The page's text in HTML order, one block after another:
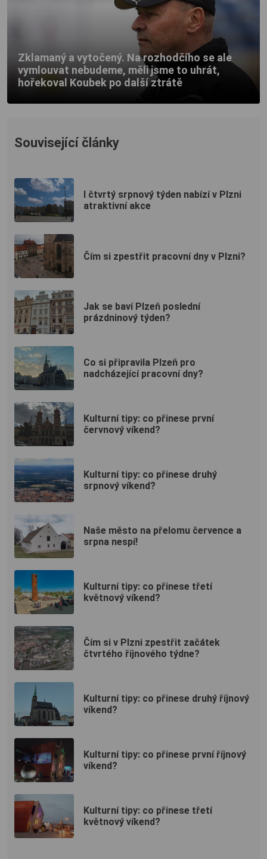
Zklamaný a vytočený. Na rozhodčího se ale
vymlouvat nebudeme, měli jsme to uhrát,
hořekoval Koubek po další ztrátě
Související články
I čtvrtý srpnový týden nabízí v Plzni
atraktivní akce
Čím si zpestřit pracovní dny v Plzni?
Jak se baví Plzeň poslední
prázdninový týden?
Co si připravila Plzeň pro
nadcházející pracovní dny?
Kulturní tipy: co přinese první
červnový víkend?
Kulturní tipy: co přinese druhý
srpnový víkend?
Naše město na přelomu července a
srpna nespí!
Kulturní tipy: co přinese třetí
květnový víkend?
Čím si v Plzni zpestřit začátek
čtvrtého říjnového týdne?
Kulturní tipy: co přinese druhý říjnový
víkend?
Kulturní tipy: co přinese první říjnový
víkend?
Kulturní tipy: co přinese třetí
květnový víkend?